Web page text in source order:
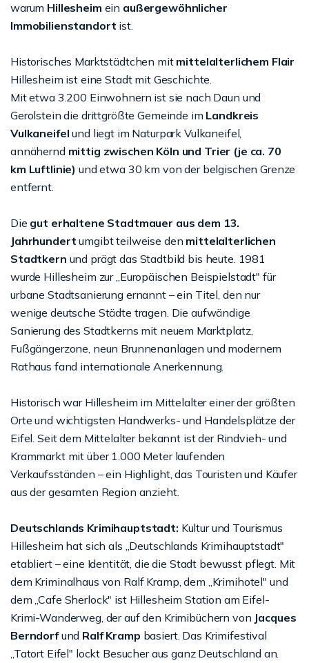
warum Hillesheim ein außergewöhnlicher
Immobilienstandort ist.
Historisches Marktstädtchen mit mittelalterlichem Flair
Hillesheim ist eine Stadt mit Geschichte.
Mit etwa 3.200 Einwohnern ist sie nach Daun und
Gerolstein die drittgrößte Gemeinde im Landkreis
Vulkaneifelund liegt im Naturpark Vulkaneifel,
annähernd mittig zwischen Köln und Trier (je ca. 70
km Luftlinie) und etwa 30 km von der belgischen Grenze
entfernt.
Die gut erhaltene Stadtmauer aus dem 13.
Jahrhundert umgibt teilweise den mittelalterlichen
Stadtkern und prägt das Stadtbild bis heute. 1981
wurde Hillesheim zur „Europäischen Beispielstadt" für
urbane Stadtsanierung ernannt – ein Titel, den nur
wenige deutsche Städte tragen. Die aufwändige
Sanierung des Stadtkerns mit neuem Marktplatz,
Fußgängerzone, neun Brunnenanlagen und modernem
Rathaus fand internationale Anerkennung.
Historisch war Hillesheim im Mittelalter einer der größten
Orte und wichtigsten Handwerks- und Handelsplätze der
Eifel. Seit dem Mittelalter bekannt ist der Rindvieh- und
Krammarkt mit über 1.000 Meter laufenden
Verkaufsständen – ein Highlight, das Touristen und Käufer
aus der gesamten Region anzieht.
Deutschlands Krimihauptstadt: Kultur und Tourismus
Hillesheim hat sich als „Deutschlands Krimihauptstadt"
etabliert – eine Identität, die die Stadt bewusst pflegt. Mit
dem Kriminalhaus von Ralf Kramp, dem „Krimihotel" und
dem „Cafe Sherlock" ist Hillesheim Station am Eifel-
Krimi-Wanderweg, der auf den Krimibüchern von Jacques
Berndorfund Ralf Kramp basiert. Das Krimifestival
„Tatort Eifel" lockt Besucher aus ganz Deutschland an.